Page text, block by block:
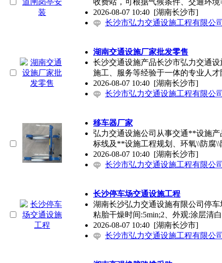
2026-08-07 10:40 [湖南长沙市]
长沙市弘力交通设施工程有限公
湖南交通设施厂家批发零售
长沙交通设施产品长沙市弘力交通
施工、服务等经验于一体的专业人才
2026-08-07 10:40 [湖南长沙市]
长沙市弘力交通设施工程有限公
移车器厂家
弘力交通设施公司从事交通**设施
标线及**设施工程规划、环氧\\防腐\\
2026-08-07 10:40 [湖南长沙市]
长沙市弘力交通设施工程有限公
长沙停车场交通设施工程
湖南长沙弘力交通设施有限公司停
粘胎干燥时间:5min;2、外观:涂层清
2026-08-07 10:40 [湖南长沙市]
长沙市弘力交通设施工程有限公